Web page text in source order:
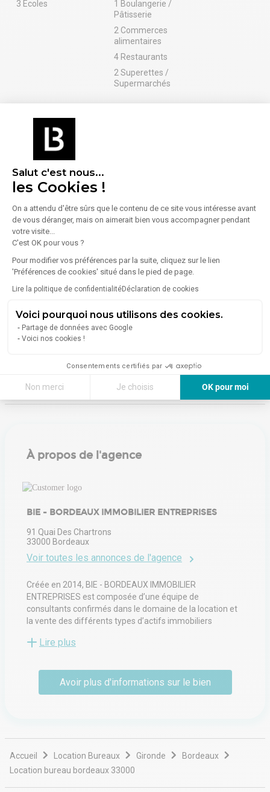
Salut c'est nous...
les Cookies !
On a attendu d'être sûrs que le contenu de ce site vous intéresse avant
de vous déranger, mais on aimerait bien vous accompagner pendant
votre visite...
C'est OK pour vous ?
Pour modifier vos préférences par la suite, cliquez sur le lien
'Préférences de cookies' situé dans le pied de page.
Lire la politique de confidentialitéDéclaration de cookies
Voici pourquoi nous utilisons des cookies.
Partage de données avec Google
Voici nos cookies !
Consentements certifiés par
Non merci Je choisis
OK pour moi
Axeptio consent
Plateforme de Gestion du Consentement : Personnalisez vos Options
3 Écoles
1 Boulangerie /
Pâtisserie
2 Commerces
alimentaires
4 Restaurants
2 Superettes /
Supermarchés
1 Pharmacie /
Parapharmacie
En savoir plus sur le quartier
Énergie
Diagnostic de performance énergétique (DPE)
Indice d'émission de gaz à effet de serre (GES)
Émissions :Non communiqué
En savoir plus sur le bien
À propos de l'agence
BIE - BORDEAUX IMMOBILIER ENTREPRISES
91 Quai Des Chartrons
33000 Bordeaux
Voir toutes les annonces de l'agence
Créée en 2014, BIE - BORDEAUX IMMOBILIER
ENTREPRISES est composée d’une équipe de
consultants confirmés dans le domaine de la location et
la vente des différents types d’actifs immobiliers
notre expertise sont autant d’atouts pour vous
accompagner dans la définition de votre stratégie
immobilière, la gestion et la concrétisation de vos projets,
Contactez-nous sans attendre !
contact@biedbordeaux.fr
Lire plus
Avoir plus d'informations sur le bien
Accueil Location Bureaux Gironde
Bordeaux
Location bureau bordeaux 33000